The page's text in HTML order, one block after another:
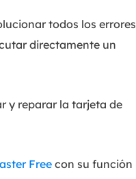
todos los errores
directamente un
y reparar la tarjeta de
Free con su función